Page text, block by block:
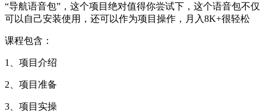
“导航语音包”，这个项目绝对值得你尝试下，这个语音包不仅
可以自己安装使用，还可以作为项目操作，月入8K+很轻松
课程包含：
1、项目介绍
2、项目准备
3、项目实操